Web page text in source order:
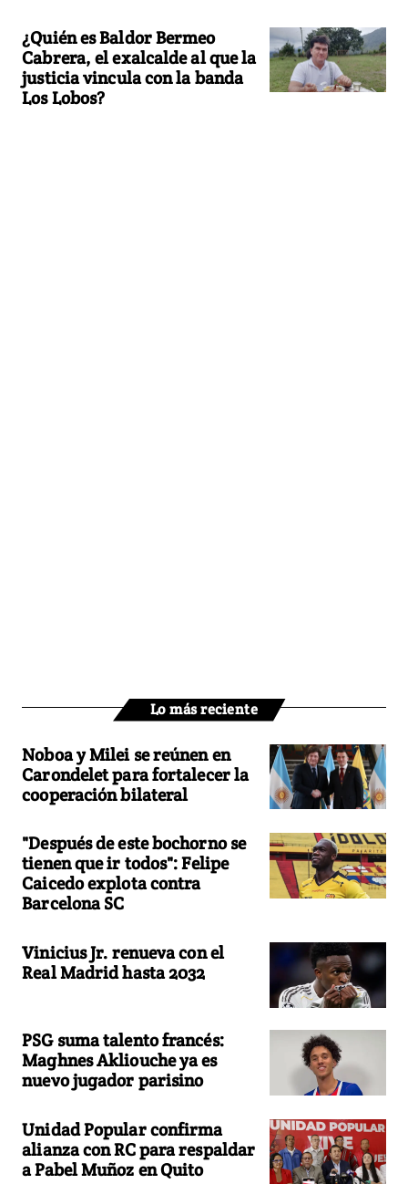
¿Quién es Baldor Bermeo
Cabrera, el exalcalde al que la
justicia vincula con la banda
Los Lobos?
Lo más reciente
Noboa y Milei se reúnen en
Carondelet para fortalecer la
cooperación bilateral
"Después de este bochorno se
tienen que ir todos": Felipe
Caicedo explota contra
Barcelona SC
Vinicius Jr. renueva con el
Real Madrid hasta 2032
PSG suma talento francés:
Maghnes Akliouche ya es
nuevo jugador parisino
Unidad Popular confirma
alianza con RC para respaldar
a Pabel Muñoz en Quito